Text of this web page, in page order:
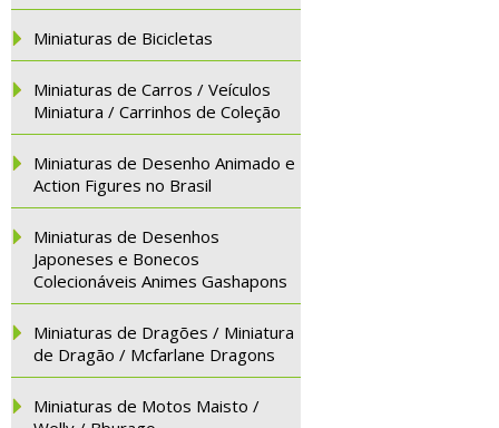
Miniaturas de Bicicletas
Miniaturas de Carros / Veículos
Miniatura / Carrinhos de Coleção
Miniaturas de Desenho Animado e
Action Figures no Brasil
Miniaturas de Desenhos
Japoneses e Bonecos
Colecionáveis Animes Gashapons
Miniaturas de Dragões / Miniatura
de Dragão / Mcfarlane Dragons
Miniaturas de Motos Maisto /